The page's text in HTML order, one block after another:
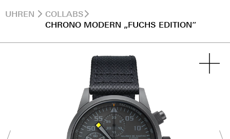
UHREN
COLLABS
CHRONO MODERN „FUCHS EDITION“